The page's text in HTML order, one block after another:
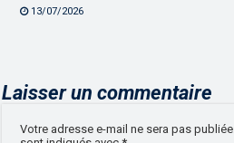
13/07/2026
Laisser un commentaire
Votre adresse e-mail ne sera pas publiée.